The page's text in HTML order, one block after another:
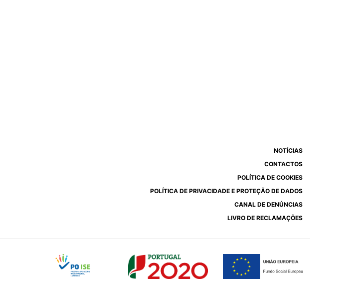
NOTÍCIAS
CONTACTOS
POLÍTICA DE COOKIES
POLÍTICA DE PRIVACIDADE E PROTEÇÃO DE DADOS
CANAL DE DENÚNCIAS
LIVRO DE RECLAMAÇÕES